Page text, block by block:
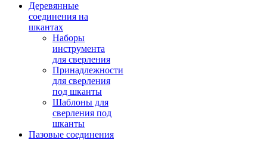
Деревянные
соединения на
шкантах
Наборы
инструмента
для сверления
Принадлежности
для сверления
под шканты
Шаблоны для
сверления под
шканты
Пазовые соединения